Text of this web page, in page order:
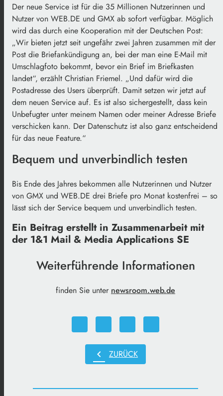
Der neue Service ist für die 35 Millionen Nutzerinnen und
Nutzer von WEB.DE und GMX ab sofort verfügbar. Möglich
wird das durch eine Kooperation mit der Deutschen Post:
„Wir bieten jetzt seit ungefähr zwei Jahren zusammen mit der
Post die Briefankündigung an, bei der man eine E-Mail mit
Umschlagfoto bekommt, bevor ein Brief im Briefkasten
landet“, erzählt Christian Friemel. „Und dafür wird die
Postadresse des Users überprüft. Damit setzen wir jetzt auf
dem neuen Service auf. Es ist also sichergestellt, dass kein
Unbefugter unter meinem Namen oder meiner Adresse Briefe
verschicken kann. Der Datenschutz ist also ganz entscheidend
für das neue Feature.“
Bequem und unverbindlich testen
Bis Ende des Jahres bekommen alle Nutzerinnen und Nutzer
von GMX und WEB.DE drei Briefe pro Monat kostenfrei – so
lässt sich der Service bequem und unverbindlich testen.
Ein Beitrag erstellt in Zusammenarbeit mit
der 1&1 Mail & Media Applications SE
Weiterführende Informationen
finden Sie unter newsroom.web.de
chevron_left ZURÜCK